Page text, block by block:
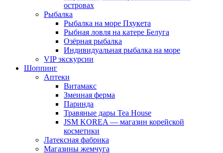
островах
Рыбалка
Рыбалка на море Пхукета
Рыбная ловля на катере Белуга
Озёрная рыбалка
Индивидуальная рыбалка на море
VIP экскурсии
Шоппинг
Аптеки
Витамакс
Змеиная ферма
Паринда
Травяные дары Tea House
JSM KOREA — магазин корейской
косметики
Латексная фабрика
Магазины жемчуга